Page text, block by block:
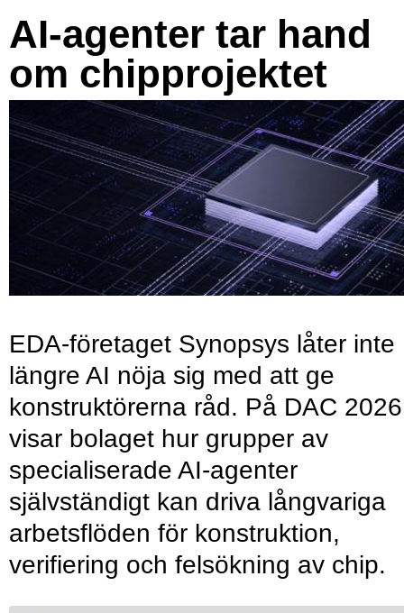
AI-agenter tar hand
om chipprojektet
EDA-företaget Synopsys låter inte
längre AI nöja sig med att ge
konstruktörerna råd. På DAC 2026
visar bolaget hur grupper av
specialiserade AI-agenter
självständigt kan driva långvariga
arbetsflöden för konstruktion,
verifiering och felsökning av chip.